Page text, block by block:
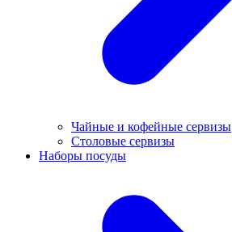
Чайные и кофейные сервизы
Столовые сервизы
Наборы посуды